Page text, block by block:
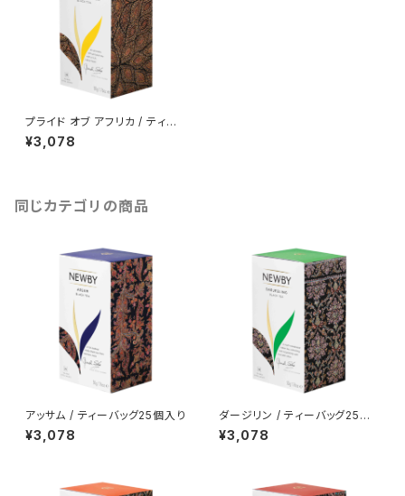
プライド オブ アフリカ / ティー
バッグ25個入り
¥3,078
同じカテゴリの商品
アッサム / ティーバッグ25個入り
¥3,078
ダージリン / ティーバッグ25個
入り
¥3,078